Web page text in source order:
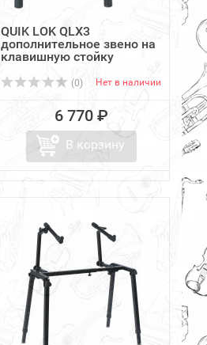
QUIK LOK QLX3
дополнительное звено на
клавишную стойку
(0) Нет в наличии
6 770 ₽
В корзину